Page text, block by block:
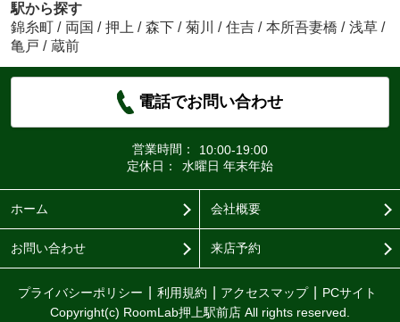
駅から探す
錦糸町 / 両国 / 押上 / 森下 / 菊川 / 住吉 / 本所吾妻橋 / 浅草 /
亀戸 / 蔵前
電話でお問い合わせ
営業時間：
10:00-19:00
定休日：
水曜日 年末年始
ホーム 会社概要
お問い合わせ 来店予約
プライバシーポリシー 利用規約 アクセスマップ
PCサイト
Copyright(c) RoomLab押上駅前店 All rights reserved.